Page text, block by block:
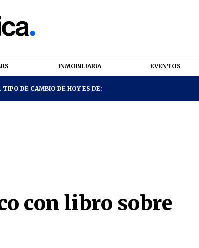
INMOBILIARIA EVENTOS
TIPO DE CAMBIO DE HOY ES DE:
con libro sobre